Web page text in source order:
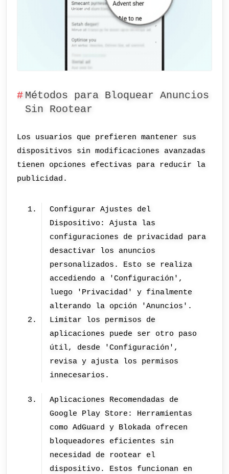
Métodos para Bloquear Anuncios
Sin Rootear
Los usuarios que prefieren mantener sus
dispositivos sin modificaciones avanzadas
tienen opciones efectivas para reducir la
publicidad.
Configurar Ajustes del
Dispositivo: Ajusta las
configuraciones de privacidad para
desactivar los anuncios
personalizados. Esto se realiza
accediendo a 'Configuración',
luego 'Privacidad' y finalmente
alterando la opción 'Anuncios'.
Limitar los permisos de
aplicaciones puede ser otro paso
útil, desde 'Configuración',
revisa y ajusta los permisos
innecesarios.
Aplicaciones Recomendadas de
Google Play Store: Herramientas
como AdGuard y Blokada ofrecen
bloqueadores eficientes sin
necesidad de rootear el
dispositivo. Estos funcionan en